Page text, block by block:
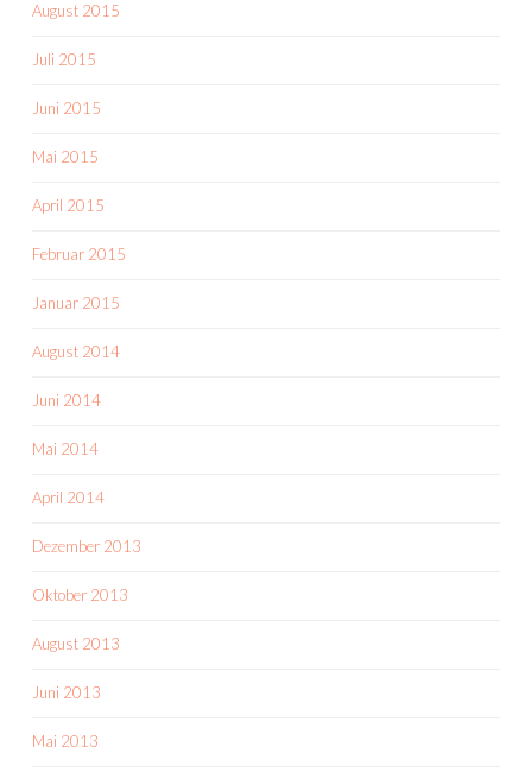
August 2015
Juli 2015
Juni 2015
Mai 2015
April 2015
Februar 2015
Januar 2015
August 2014
Juni 2014
Mai 2014
April 2014
Dezember 2013
Oktober 2013
August 2013
Juni 2013
Mai 2013